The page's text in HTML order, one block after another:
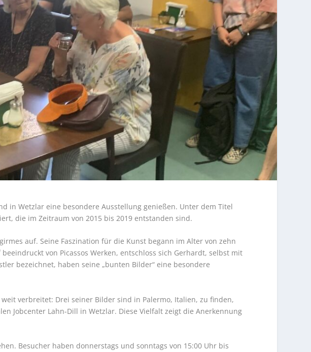
in Wetzlar eine besondere Ausstellung genießen. Unter dem Titel
die im Zeitraum von 2015 bis 2019 entstanden sind.
auf. Seine Faszination für die Kunst begann im Alter von zehn
von Picassos Werken, entschloss sich Gerhardt, selbst mit
bezeichnet, haben seine „bunten Bilder“ eine besondere
verbreitet: Drei seiner Bilder sind in Palermo, Italien, zu finden,
Jobcenter Lahn-Dill in Wetzlar. Diese Vielfalt zeigt die Anerkennung
Besucher haben donnerstags und sonntags von 15:00 Uhr bis